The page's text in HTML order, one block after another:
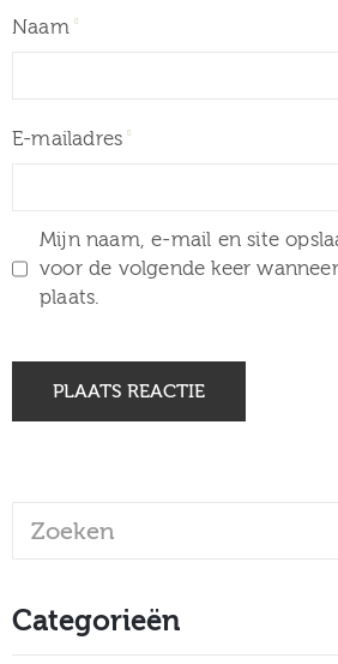
Naam
E-mailadres
Mijn naam, e-mail en site
voor de volgende keer
plaats.
Categorieën